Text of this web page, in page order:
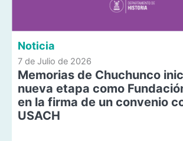
Noticia
7 de Julio de 2026
Memorias de Chuchunco
nueva etapa como
en la firma de un convenio
USACH